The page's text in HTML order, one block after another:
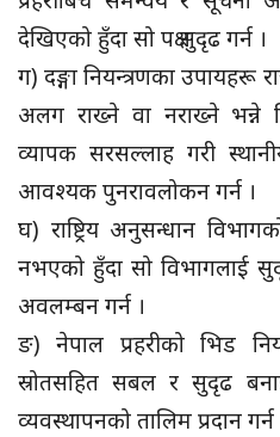
देखिएको हुँदा सो पक्ष सुदृढ गर्न ।
ग) दङ्गा नियन्त्रणका उपायहरू
अलग राख्ने वा नराख्ने भन्ने
व्यापक सरसल्लाह गरी
आवश्यक पुनरावलोकन गर्न ।
घ) राष्ट्रिय अनुसन्धान
नभएको हुँदा सो विभागलाई
अवलम्बन गर्न ।
ङ) नेपाल प्रहरीको भिड
स्रोतसहित सबल र सुदृढ
व्यवस्थापनको तालिम प्रदान गर्न